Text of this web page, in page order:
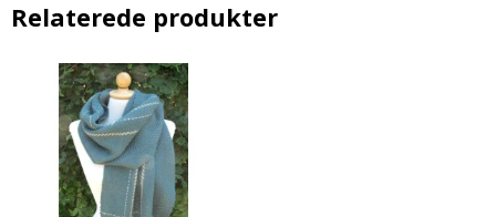
Relaterede produkter